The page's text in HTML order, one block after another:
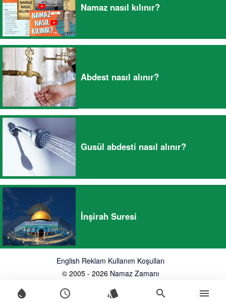
water_drop schedule style search menu
Namaz nasıl kılınır?
Abdest nasıl alınır?
Gusül abdesti nasıl alınır?
İnşirah Suresi
English Reklam Kullanım Koşulları
© 2005 - 2026 Namaz Zamanı